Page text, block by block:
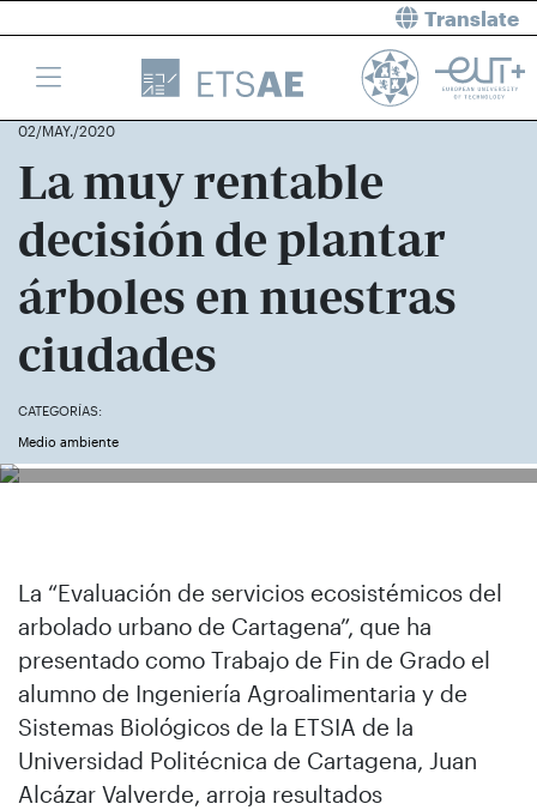
Translate
02/MAY./2020
La muy rentable
decisión de plantar
árboles en nuestras
ciudades
CATEGORÍAS:
Medio ambiente
La “Evaluación de servicios ecosistémicos del
arbolado urbano de Cartagena”, que ha
presentado como Trabajo de Fin de Grado el
alumno de Ingeniería Agroalimentaria y de
Sistemas Biológicos de la ETSIA de la
Universidad Politécnica de Cartagena, Juan
Alcázar Valverde, arroja resultados